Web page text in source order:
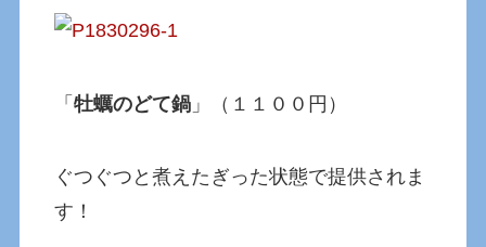
「牡蠣のどて鍋 」（１１００円）
ぐつぐつと煮えたぎった状態で提供されま
す！